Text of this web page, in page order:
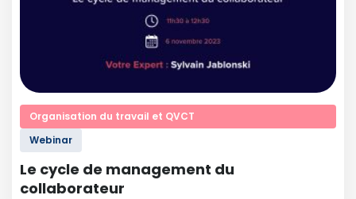
Organisation du travail et QVCT
Webinar
Le cycle de management du
collaborateur